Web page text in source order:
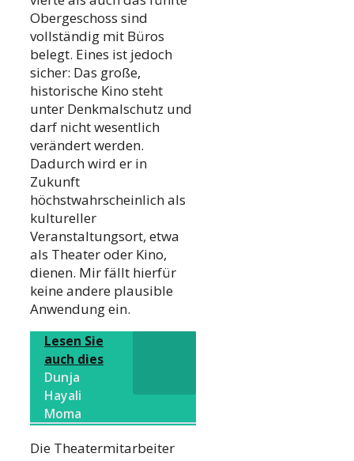
Obergeschoss sind
vollständig mit Büros
belegt. Eines ist jedoch
sicher: Das große,
historische Kino steht
unter Denkmalschutz und
darf nicht wesentlich
verändert werden.
Dadurch wird er in
Zukunft
höchstwahrscheinlich als
kultureller
Veranstaltungsort, etwa
als Theater oder Kino,
dienen. Mir fällt hierfür
keine andere plausible
Anwendung ein.
Lesen Sie
auch dies
Dunja
Hayali
Moma
Die Theatermitarbeiter